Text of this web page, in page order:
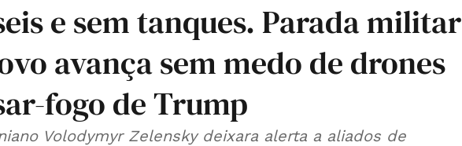
e sem tanques. Parada militar
avança sem medo de drones
fogo de Trump
Volodymyr Zelensky deixara alerta a aliados de